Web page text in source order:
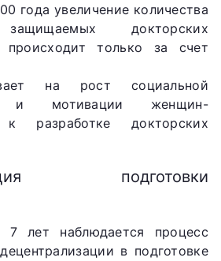
года увеличение количества
докторских
происходит только за счет
на рост социальной
и мотивации женщин-
к разработке докторских
подготовки
7 лет наблюдается процесс
в подготовке